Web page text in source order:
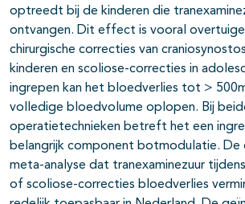
optreedt bij de kinderen die
ontvangen. Dit effect is vooral
chirurgische correcties van
kinderen en scoliose-correcties in
ingrepen kan het bloedverlies tot >
volledige bloedvolume oplopen. Bij
operatietechnieken betreft het een
belangrijk component botmodulatie. De
meta-analyse dat tranexaminezuur
of scoliose-correcties bloedverlies